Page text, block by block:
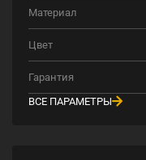
Материал
Цвет
Гарантия
ВСЕ ПАРАМЕТРЫ